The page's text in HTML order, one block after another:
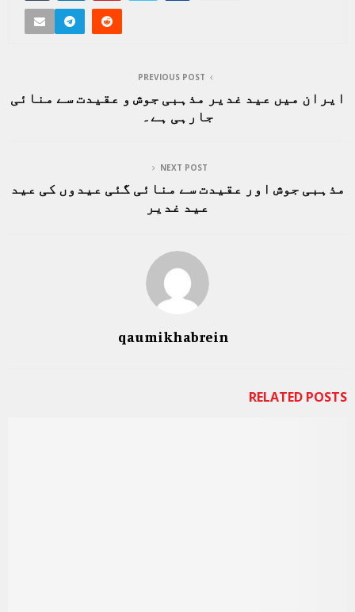
PREVIOUS POST
ایران میں عید غدیر مذہبی جوش و عقیدت سے منائی
جارہی ہے۔
NEXT POST
مذہبی جوش اور عقیدت سے منائی گئی عیدوں کی عید
عید غدیر
qaumikhabrein
RELATED POSTS